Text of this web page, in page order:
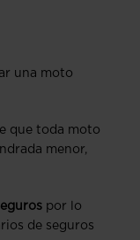
una moto
que toda moto
menor,
por lo
de seguros